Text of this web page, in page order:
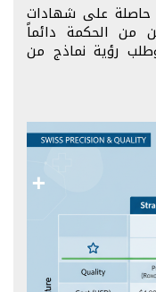
حاصلة على شهادات
من الحكمة دائماً
رؤية نماذج من